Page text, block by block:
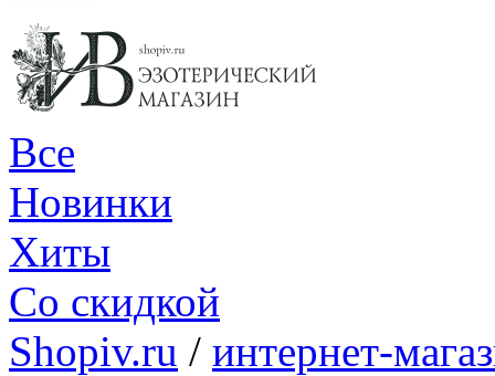
Все
Новинки
Хиты
Со скидкой
Shopiv.ru / интернет-